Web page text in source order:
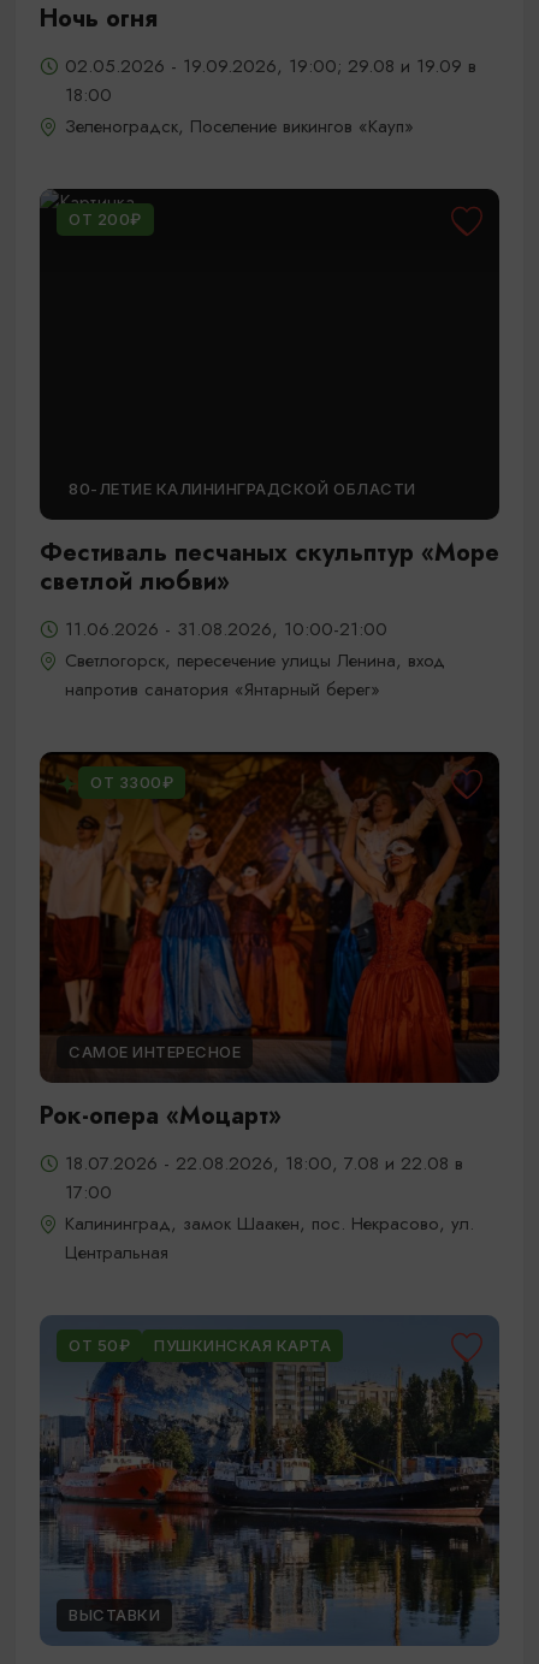
Ночь огня
02.05.2026 - 19.09.2026, 19:00; 29.08 и 19.09 в
18:00
Зеленоградск, Поселение викингов «Кауп»
ОТ 200₽
80-ЛЕТИЕ КАЛИНИНГРАДСКОЙ ОБЛАСТИ
Фестиваль песчаных скульптур «Море
светлой любви»
11.06.2026 - 31.08.2026, 10:00-21:00
Светлогорск, пересечение улицы Ленина, вход
напротив санатория «Янтарный берег»
ОТ 3300₽
САМОЕ ИНТЕРЕСНОЕ
Рок-опера «Моцарт»
18.07.2026 - 22.08.2026, 18:00, 7.08 и 22.08 в
17:00
Калининград, замок Шаакен, пос. Некрасово, ул.
Центральная
ОТ 50₽ ПУШКИНСКАЯ КАРТА
ВЫСТАВКИ